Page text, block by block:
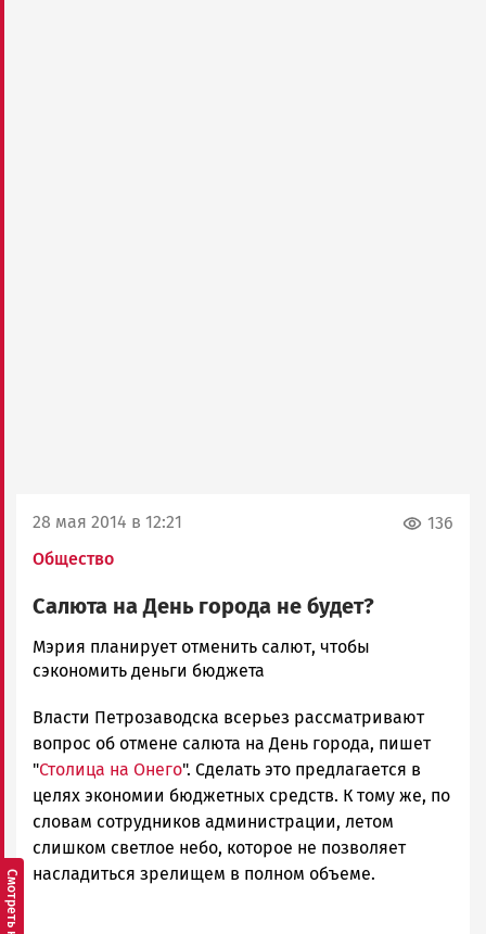
28 мая 2014 в 12:21
Общество
136
Салюта на День города не будет?
admintimur
Новости
и
Карелии
|
Петрозаводск
ГОВОРИТ
Мэрия планирует отменить салют, чтобы
сэкономить деньги бюджета
Власти Петрозаводска всерьез рассматривают
вопрос об отмене салюта на День города, пишет
"Столица на Онего". Сделать это предлагается в
целях экономии бюджетных средств. К тому же, по
словам сотрудников администрации, летом
слишком светлое небо, которое не позволяет
насладиться зрелищем в полном объеме.